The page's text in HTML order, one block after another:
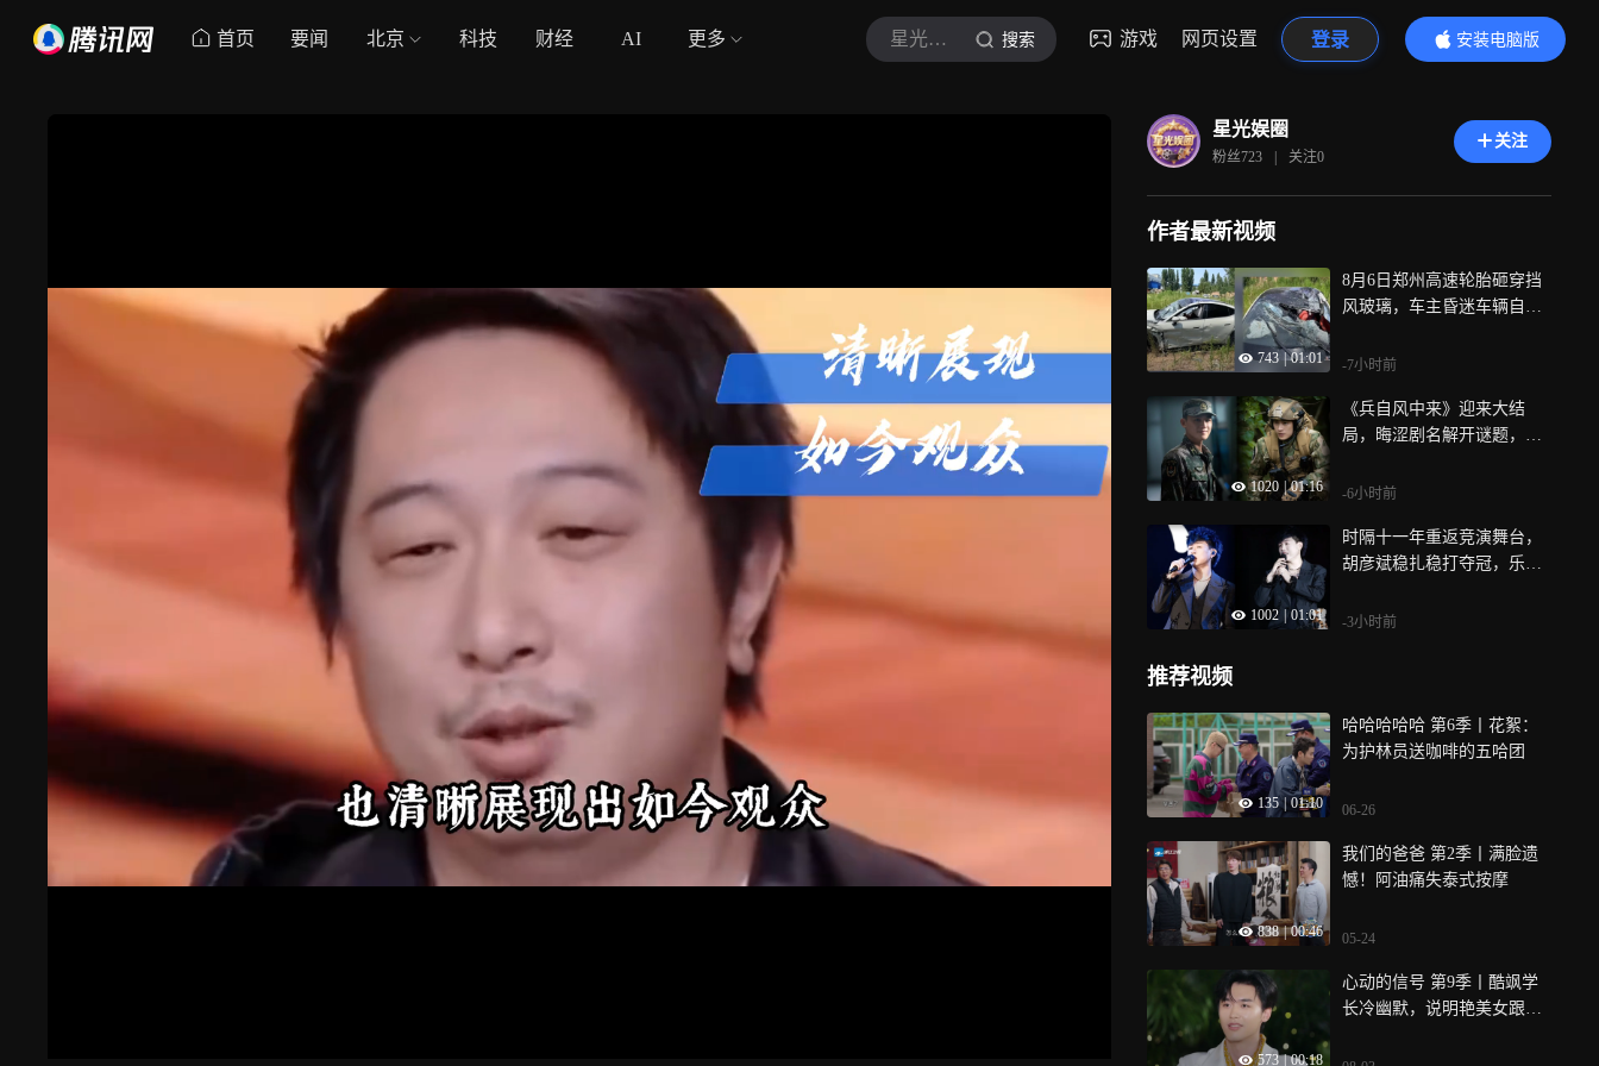
首页 要闻 北京 科技 财经 AI 更多 星光娱圈 搜索 游戏 网页设置 登录
安装电脑版
内容更精彩
星光娱圈
粉丝723 | 关注0
关注
作者最新视频
743 01:01
8月6日郑州高速轮胎砸穿挡
风玻璃，车主昏迷车辆自动
到救回一命
-7小时前
1020 01:16
《兵自风中来》迎来大结
局，晦涩剧名解开谜题，观
-6小时前
1002 01:01
时隔十一年重返竞演舞台，
胡彦斌稳扎稳打夺冠，乐迷
-3小时前
推荐视频
135 01:10
哈哈哈哈哈 第6季丨花絮：
为护林员送咖啡的五哈团
06-26
838 | 00:46
我们的爸爸 第2季丨满脸遗
憾！阿油痛失泰式按摩
05-24
573 | 00:18
心动的信号 第9季丨酷飒学
长冷幽默，说明艳美女跟沙